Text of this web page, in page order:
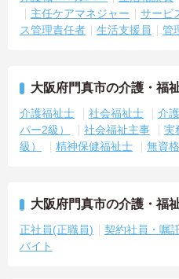
主任ケアマネジャー
サービ
ス管理責任者
生活支援員 管
大阪府門真市の介護・福
介護福祉士 社会福祉士
介
パー2級）
社会福祉主事
実
級）
精神保健福祉士 無資
大阪府門真市の介護・福
正社員(正職員) 契約社員・嘱
バイト